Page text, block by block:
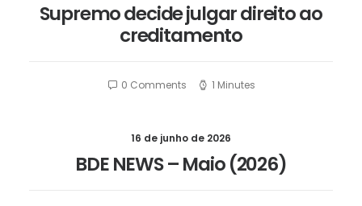
Supremo decide julgar direito ao
creditamento
0 Comments 1 Minutes
16 de junho de 2026
BDE NEWS – Maio (2026)